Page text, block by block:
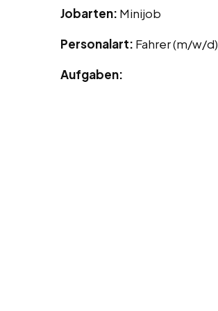
Jobarten: Minijob
Personalart: Fahrer (m/w/d)
Aufgaben: